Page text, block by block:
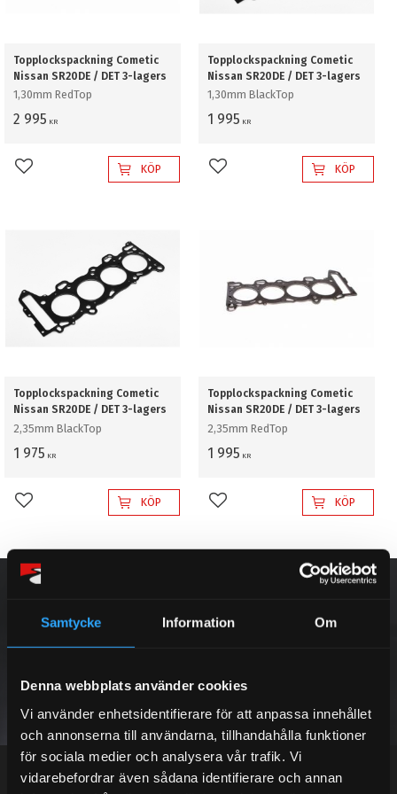
Samtycke Information Om
Denna webbplats använder cookies
Vi använder enhetsidentifierare för att anpassa innehållet
och annonserna till användarna, tillhandahålla funktioner
för sociala medier och analysera vår trafik. Vi
vidarebefordrar även sådana identifierare och annan
Topplockspackning Cometic
Nissan SR20DE / DET 3-lagers
1,30mm RedTop
2 995 KR
Lägg till i favoriterKÖP
Topplockspackning Cometic
Nissan SR20DE / DET 3-lagers
1,30mm BlackTop
1 995 KR
Lägg till i favoriterKÖP
Topplockspackning Cometic
Nissan SR20DE / DET 3-lagers
2,35mm BlackTop
1 975 KR
Lägg till i favoriterKÖP
Topplockspackning Cometic
Nissan SR20DE / DET 3-lagers
2,35mm RedTop
1 995 KR
Lägg till i favoriterKÖP
PRENUMERERA
Dina personuppgifter behandlas i enlighet med vårintegritetspolicy.